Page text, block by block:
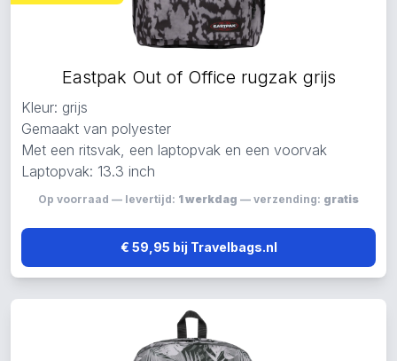
Eastpak Out of Office rugzak grijs
Kleur: grijs
Gemaakt van polyester
Met een ritsvak, een laptopvak en een voorvak
Laptopvak: 13.3 inch
Op voorraad — levertijd: 1 werkdag — verzending: gratis
€ 59,95 bij Travelbags.nl